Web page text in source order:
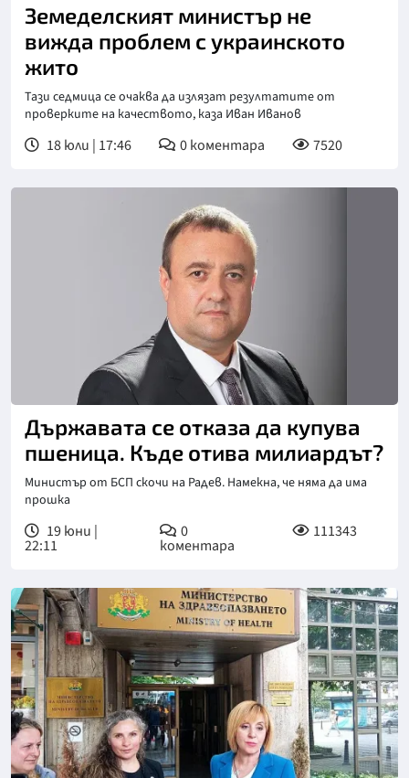
Земеделският министър не
вижда проблем с украинското
жито
Тази седмица се очаква да излязат резултатите от
проверките на качеството, каза Иван Иванов
18 юли | 17:46 0коментара 7520
Държавата се отказа да купува
пшеница. Къде отива милиардът?
Министър от БСП скочи на Радев. Намекна, че няма да има
прошка
19 юни |
22:11
0
коментара
111343